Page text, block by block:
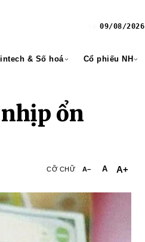
09/08/2026
& Số hoá Cổ phiếu NH
nhịp ổn
CỠ CHỮ A− A A+